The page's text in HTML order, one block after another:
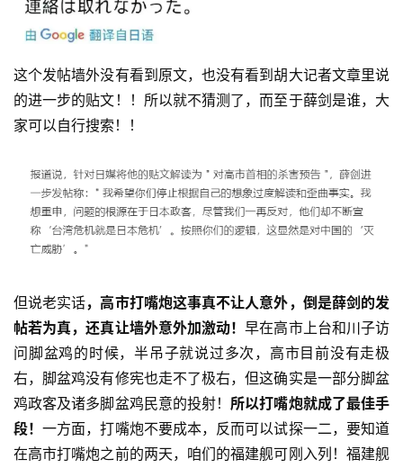
这个发帖墙外没有看到原文，也没有看到胡大记者文章里说
的进一步的贴文！！所以就不猜测了，而至于薛剑是谁，大
家可以自行搜索！！
但说老实话，高市打嘴炮这事真不让人意外，倒是薛剑的发
帖若为真，还真让墙外意外加激动！早在高市上台和川子访
问脚盆鸡的时候，半吊子就说过多次，高市目前没有走极
右，脚盆鸡没有修宪也走不了极右，但这确实是一部分脚盆
鸡政客及诸多脚盆鸡民意的投射！ 所以打嘴炮就成了最佳手
段！一方面，打嘴炮不要成本，反而可以试探一二，要知道
在高市打嘴炮之前的两天，咱们的福建舰可刚入列！福建舰